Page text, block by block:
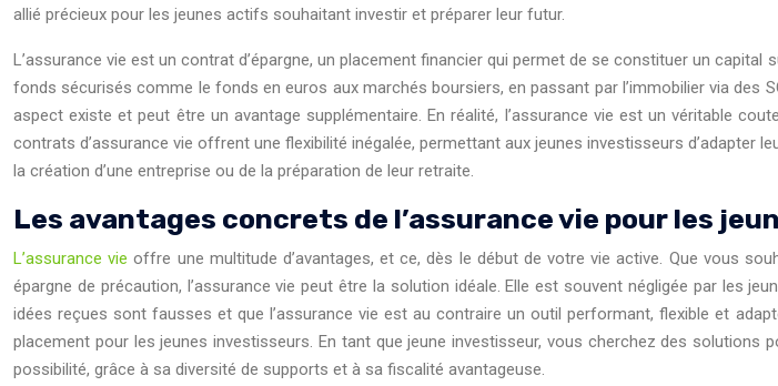
allié précieux pour les jeunes actifs souhaitant investir et préparer leur futur.
L’assurance vie est un contrat d’épargne, un placement financier qui permet de se constituer un
fonds sécurisés comme le fonds en euros aux marchés boursiers, en passant par l’immobilier via des
aspect existe et peut être un avantage supplémentaire. En réalité, l’assurance vie est un véritable
contrats d’assurance vie offrent une flexibilité inégalée, permettant aux jeunes investisseurs d’adapter
la création d’une entreprise ou de la préparation de leur retraite.
Les avantages concrets de l’assurance vie pour les
L’assurance vie offre une multitude d’avantages, et ce, dès le début de votre vie active. Que vous
épargne de précaution, l’assurance vie peut être la solution idéale. Elle est souvent négligée par les
idées reçues sont fausses et que l’assurance vie est au contraire un outil performant, flexible et
placement pour les jeunes investisseurs. En tant que jeune investisseur, vous cherchez des
possibilité, grâce à sa diversité de supports et à sa fiscalité avantageuse.